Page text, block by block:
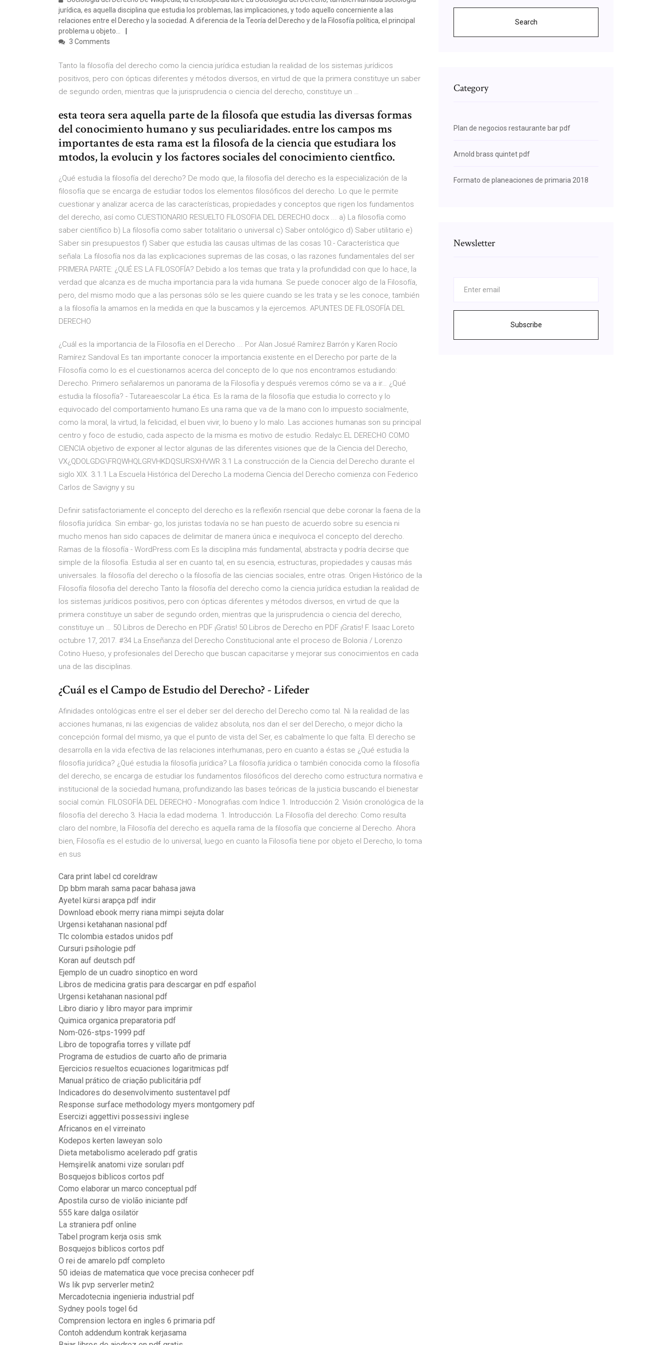
jurídica, es aquella disciplina que estudia los problemas, las implicaciones, y todo aquello concerniente a las
relaciones entre el Derecho y la sociedad. A diferencia de la Teoría del Derecho y de la Filosofía política, el principal
problema u objeto…
3 Comments
Tanto la filosofía del derecho como la ciencia jurídica estudian la realidad de los sistemas jurídicos
positivos, pero con ópticas diferentes y métodos diversos, en virtud de que la primera constituye un saber
de segundo orden, mientras que la jurisprudencia o ciencia del derecho, constituye un …
esta teora sera aquella parte de la filosofa que estudia las diversas formas
del conocimiento humano y sus peculiaridades. entre los campos ms
importantes de esta rama est la filosofa de la ciencia que estudiara los
mtodos, la evolucin y los factores sociales del conocimiento cientfico.
¿Qué estudia la filosofía del derecho? De modo que, la filosofía del derecho es la especialización de la
filosofía que se encarga de estudiar todos los elementos filosóficos del derecho. Lo que le permite
cuestionar y analizar acerca de las características, propiedades y conceptos que rigen los fundamentos
del derecho, así como CUESTIONARIO RESUELTO FILOSOFIA DEL DERECHO.docx ... a) La filosofía como
saber científico b) La filosofía como saber totalitario o universal c) Saber ontológico d) Saber utilitario e)
Saber sin presupuestos f) Saber que estudia las causas ultimas de las cosas 10.- Característica que
señala: La filosofía nos da las explicaciones supremas de las cosas, o las razones fundamentales del ser
PRIMERA PARTE: ¿QUÉ ES LA FILOSOFÍA? Debido a los temas que trata y la profundidad con que lo hace, la
verdad que alcanza es de mucha importancia para la vida humana. Se puede conocer algo de la Filosofía,
pero, del mismo modo que a las personas sólo se les quiere cuando se les trata y se les conoce, también
a la filosofía la amamos en la medida en que la buscamos y la ejercemos. APUNTES DE FILOSOFÍA DEL
DERECHO
¿Cuál es la importancia de la Filosofía en el Derecho ... Por Alan Josué Ramírez Barrón y Karen Rocío
Ramírez Sandoval Es tan importante conocer la importancia existente en el Derecho por parte de la
Filosofía como lo es el cuestionarnos acerca del concepto de lo que nos encontramos estudiando:
Derecho. Primero señalaremos un panorama de la Filosofía y después veremos cómo se va a ir… ¿Qué
estudia la filosofía? - Tutareaescolar La ética. Es la rama de la filosofía que estudia lo correcto y lo
equivocado del comportamiento humano.Es una rama que va de la mano con lo impuesto socialmente,
como la moral, la virtud, la felicidad, el buen vivir, lo bueno y lo malo. Las acciones humanas son su principal
centro y foco de estudio, cada aspecto de la misma es motivo de estudio. Redalyc.EL DERECHO COMO
CIENCIA objetivo de exponer al lector algunas de las diferentes visiones que de la Ciencia del Derecho,
VX¿QDOLGDG\FRQWHQLGRVHKDQSURSXHVWR 3.1 La construcción de la Ciencia del Derecho durante el
siglo XIX. 3.1.1 La Escuela Histórica del Derecho La moderna Ciencia del Derecho comienza con Federico
Carlos de Savigny y su
Definir satisfactoriamente el concepto del derecho es la reflexi6n rsencial que debe coronar la faena de la
filosofía jurídica. Sin embar- go, los juristas todavía no se han puesto de acuerdo sobre su esencia ni
mucho menos han sido capaces de delimitar de manera única e inequívoca el concepto del derecho.
Ramas de la filosofía - WordPress.com Es la disciplina más fundamental, abstracta y podría decirse que
simple de la filosofía. Estudia al ser en cuanto tal, en su esencia, estructuras, propiedades y causas más
universales. la filosofía del derecho o la filosofía de las ciencias sociales, entre otras. Origen Histórico de la
Filosofía filosofia del derecho Tanto la filosofía del derecho como la ciencia jurídica estudian la realidad de
los sistemas jurídicos positivos, pero con ópticas diferentes y métodos diversos, en virtud de que la
primera constituye un saber de segundo orden, mientras que la jurisprudencia o ciencia del derecho,
constituye un … 50 Libros de Derecho en PDF ¡Gratis! 50 Libros de Derecho en PDF ¡Gratis! F. Isaac Loreto
octubre 17, 2017. #34 La Enseñanza del Derecho Constitucional ante el proceso de Bolonia / Lorenzo
Cotino Hueso, y profesionales del Derecho que buscan capacitarse y mejorar sus conocimientos en cada
una de las disciplinas.
¿Cuál es el Campo de Estudio del Derecho? - Lifeder
Afinidades ontológicas entre el ser el deber ser del derecho del Derecho como tal. Ni la realidad de las
acciones humanas, ni las exigencias de validez absoluta, nos dan el ser del Derecho, o mejor dicho la
concepción formal del mismo, ya que el punto de vista del Ser, es cabalmente lo que falta. El derecho se
desarrolla en la vida efectiva de las relaciones interhumanas, pero en cuanto a éstas se ¿Qué estudia la
filosofía jurídica? ¿Qué estudia la filosofía jurídica? La filosofía jurídica o también conocida como la filosofía
del derecho, se encarga de estudiar los fundamentos filosóficos del derecho como estructura normativa e
institucional de la sociedad humana, profundizando las bases teóricas de la justicia buscando el bienestar
social común. FILOSOFÍA DEL DERECHO - Monografias.com Indice 1. Introducción 2. Visión cronológica de la
filosofía del derecho 3. Hacia la edad moderna. 1. Introducción. La Filosofía del derecho: Como resulta
claro del nombre, la Filosofía del derecho es aquella rama de la filosofía que concierne al Derecho. Ahora
bien, Filosofía es el estudio de lo universal, luego en cuanto la Filosofía tiene por objeto el Derecho, lo toma
en sus
Cara print label cd coreldraw
Dp bbm marah sama pacar bahasa jawa
Ayetel kürsi arapça pdf indir
Download ebook merry riana mimpi sejuta dolar
Urgensi ketahanan nasional pdf
Tlc colombia estados unidos pdf
Cursuri psihologie pdf
Koran auf deutsch pdf
Ejemplo de un cuadro sinoptico en word
Libros de medicina gratis para descargar en pdf español
Urgensi ketahanan nasional pdf
Libro diario y libro mayor para imprimir
Quimica organica preparatoria pdf
Nom-026-stps-1999 pdf
Libro de topografia torres y villate pdf
Programa de estudios de cuarto año de primaria
Ejercicios resueltos ecuaciones logaritmicas pdf
Manual prático de criação publicitária pdf
Indicadores do desenvolvimento sustentavel pdf
Response surface methodology myers montgomery pdf
Esercizi aggettivi possessivi inglese
Africanos en el virreinato
Kodepos kerten laweyan solo
Dieta metabolismo acelerado pdf gratis
Hemşirelik anatomi vize soruları pdf
Bosquejos biblicos cortos pdf
Como elaborar un marco conceptual pdf
Apostila curso de violão iniciante pdf
555 kare dalga osilatör
La straniera pdf online
Tabel program kerja osis smk
Bosquejos biblicos cortos pdf
O rei de amarelo pdf completo
50 ideias de matematica que voce precisa conhecer pdf
Ws lik pvp serverler metin2
Mercadotecnia ingenieria industrial pdf
Sydney pools togel 6d
Comprension lectora en ingles 6 primaria pdf
Contoh addendum kontrak kerjasama
Search
Category
Plan de negocios restaurante bar pdf
Arnold brass quintet pdf
Formato de planeaciones de primaria 2018
Newsletter
Subscribe